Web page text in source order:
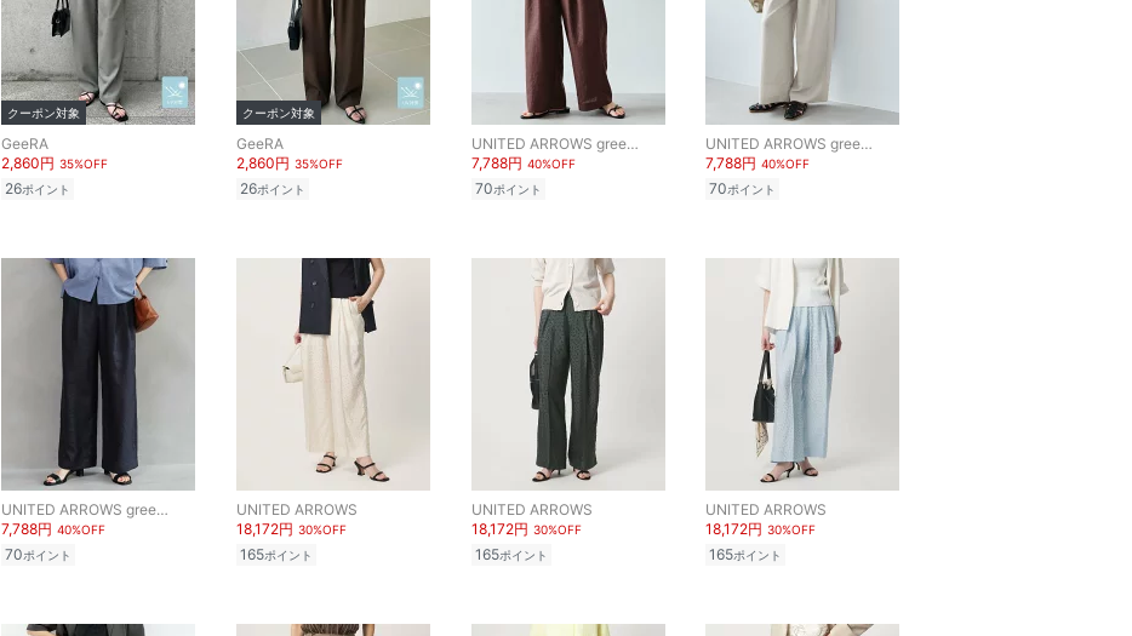
クーポン対象
GeeRA
2,860円 35%OFF
26ポイント
クーポン対象
GeeRA
2,860円 35%OFF
26ポイント
UNITED ARROWS green label relaxing
7,788円 40%OFF
70ポイント
UNITED ARROWS green label relaxing
7,788円 40%OFF
70ポイント
UNITED ARROWS green label relaxing
7,788円 40%OFF
70ポイント
UNITED ARROWS
18,172円 30%OFF
165ポイント
UNITED ARROWS
18,172円 30%OFF
165ポイント
UNITED ARROWS
18,172円 30%OFF
165ポイント